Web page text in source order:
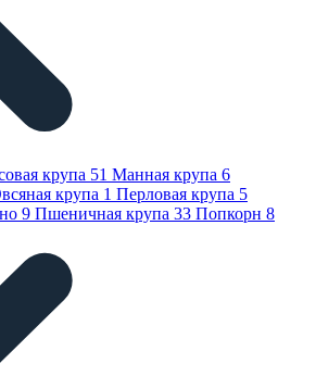
крупа 51 Манная крупа 6
крупа 1 Перловая крупа 5
9 Пшеничная крупа 33 Попкорн 8